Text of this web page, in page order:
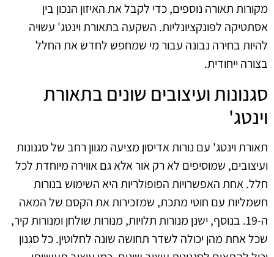
מקורות תאורה נוספים, כדי לקבל את האיזון הנכון בין
אסתטיקה לפונקציונליות. השקעה בתאורת וינטג' עשויה
להיות בחירה נבונה עבור מי שמחפש לחדש את החלל
בצורה ייחודית.
סגנונות ועיצובים שונים בתאורת
וינטג'
תאורת וינטג' עם נורות אדיסון מציעה מגוון רחב של סגנונות
ועיצובים, שמוסיפים לא רק אור אלא גם אווירה מיוחדת לכל
חלל. אחת האפשרויות הפופולריות היא השימוש בנורות
חשמליות עם חוטי מתכת, שמזכירות את הקסם של המאה
ה-19. בנוסף, ישנן מנורות תלויות, מנורות שולחן ומנורות קיר,
שכל אחת מהן יכולה לשדר תחושה שונה לחלוטין. כל סגנון